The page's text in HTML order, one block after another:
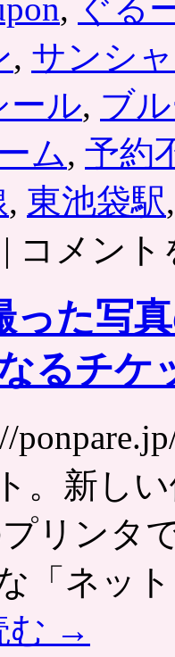
, ぐる
, サンシ
ール, ブ
ム, 予約
, 東池袋駅
|
（カ
ッ
イ
ス）・
レ
ー
プ
ク
ー
ン
「ブ
コメン
った写
るチケ
。新し
リンタ
「ネッ
む →